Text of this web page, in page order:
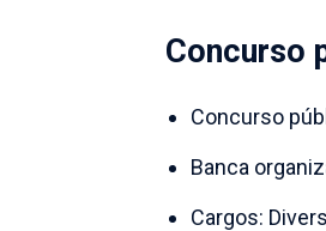
Concurso
Concurso
Banca
Cargos: